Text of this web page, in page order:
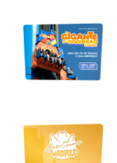
INFO
INFO